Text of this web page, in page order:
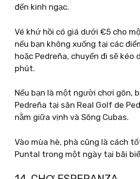
đến kinh ngạc.
Vé khứ hồi có giá dưới €5 cho
nếu bạn không xuống tại các
hoặc Pedreña, chuyến đi sẽ kéo
phút.
Nếu bạn là một người chơi gôn,
Pedreña tại sân Real Golf de
nằm giữa vịnh và Sông Cubas.
Vào mùa hè, phà cũng là cách
Puntal trong một ngày tại bãi